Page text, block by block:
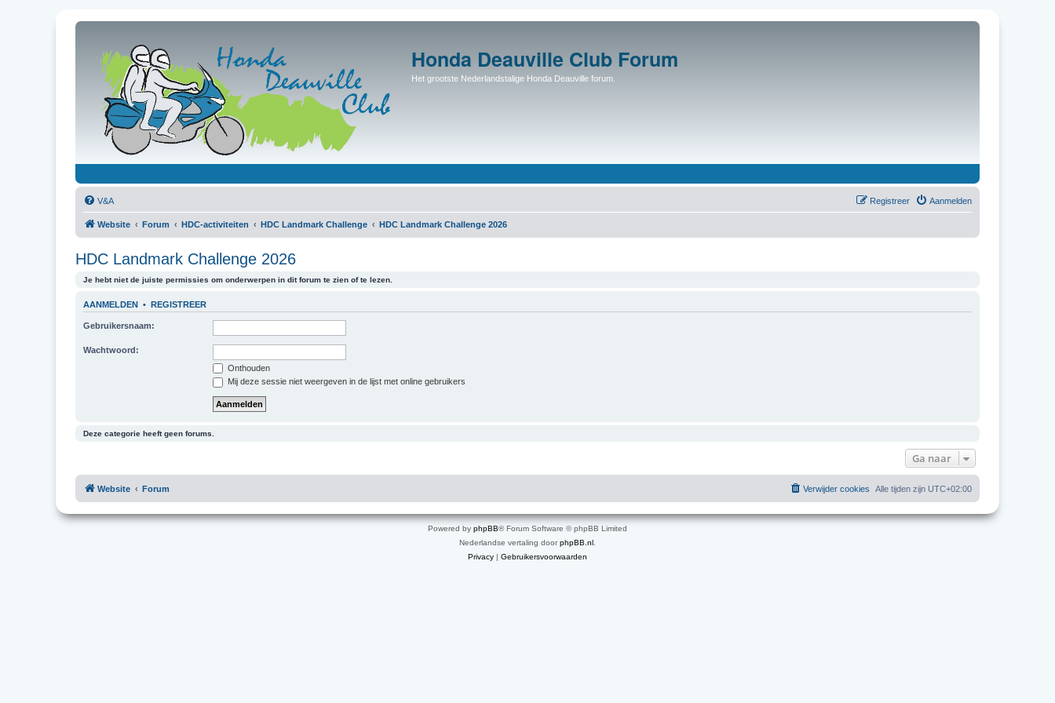
Honda Deauville Club Forum
Het grootste Nederlandstalige Honda Deauville forum.
V&A Aanmelden
Registreer
Website Forum HDC-activiteiten HDC Landmark Challenge HDC Landmark Challenge 2026
HDC Landmark Challenge 2026
Je hebt niet de juiste permissies om onderwerpen in dit forum te zien of te lezen.
AANMELDEN • REGISTREER
Gebruikersnaam:
Wachtwoord:
Onthouden
Mij deze sessie niet weergeven in de lijst met online gebruikers
Deze categorie heeft geen forums.
Ga naar
Website Forum Alle tijden zijn UTC+02:00
Verwijder cookies
Powered by phpBB® Forum Software © phpBB Limited
Nederlandse vertaling doorphpBB.nl
Privacy | Gebruikersvoorwaarden